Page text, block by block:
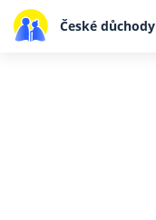
České důchody